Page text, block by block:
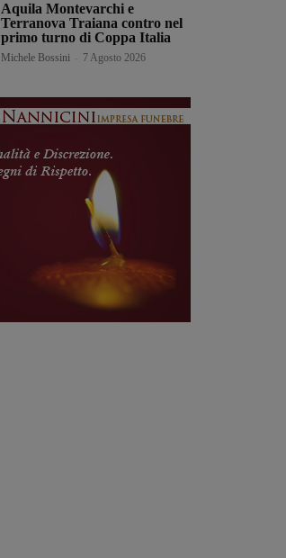
Aquila Montevarchi e
Terranova Traiana contro nel
primo turno di Coppa Italia
Michele Bossini 7 Agosto 2026